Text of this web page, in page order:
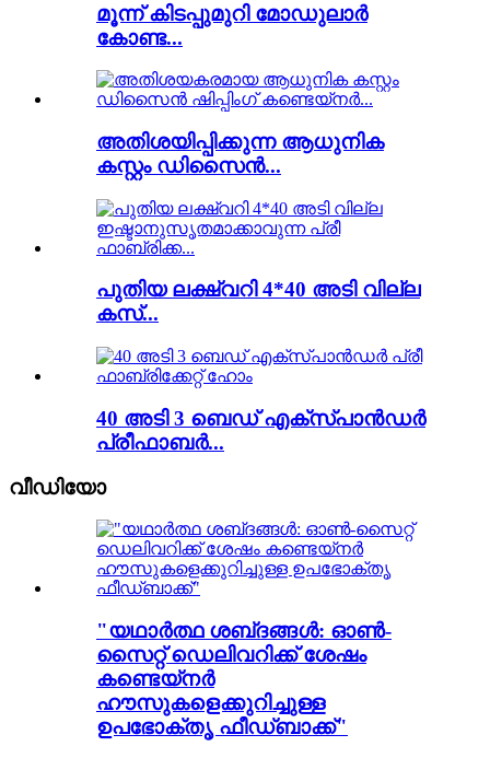
മൂന്ന് കിടപ്പുമുറി മോഡുലാർ
കോണ്ട...
അതിശയിപ്പിക്കുന്ന ആധുനിക
കസ്റ്റം ഡിസൈൻ...
പുതിയ ലക്ഷ്വറി 4*40 അടി വില്ല
കസ്...
40 അടി 3 ബെഡ് എക്സ്പാൻഡർ
പ്രീഫാബർ...
വീഡിയോ
"യഥാർത്ഥ ശബ്‌ദങ്ങൾ: ഓൺ-
സൈറ്റ് ഡെലിവറിക്ക് ശേഷം
കണ്ടെയ്‌നർ
ഹൗസുകളെക്കുറിച്ചുള്ള
ഉപഭോക്തൃ ഫീഡ്‌ബാക്ക്"